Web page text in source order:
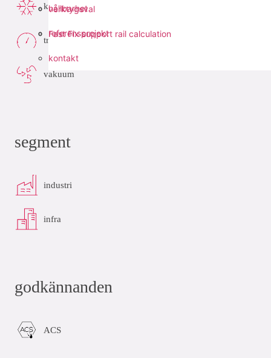
verktygsval
Fast Fix support rail calculation
hållbarhet
referensprojekt
kontakt
kyla
tryckluft
vakuum
segment
industri
infra
godkännanden
ACS